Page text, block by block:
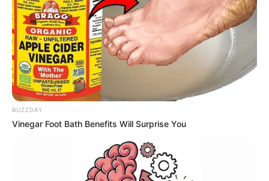
FALE CONOSCO
Nome
E-mail*
Mensagem*
BUZZDAY
Vinegar Foot Bath Benefits Will Surprise You